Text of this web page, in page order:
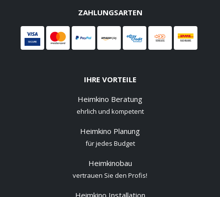
ZAHLUNGSARTEN
IHRE VORTEILE
Heimkino Beratung
ehrlich und kompetent
Heimkino Planung
für jedes Budget
Heimkinobau
vertrauen Sie den Profis!
Heimkino Installation